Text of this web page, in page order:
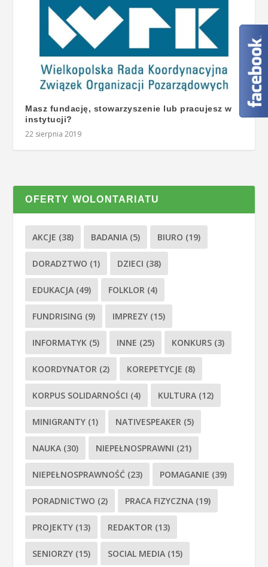
Masz fundację, stowarzyszenie lub pracujesz w
instytucji?
22 sierpnia 2019
OFERTY WOLONTARIATU
AKCJE (38) BADANIA (5) BIURO (19)
DORADZTWO (1) DZIECI (38)
EDUKACJA (49) FOLKLOR (4)
FUNDRISING (9) IMPREZY (15)
INFORMATYK (5) INNE (25) KONKURS (3)
KOORDYNATOR (2) KOREPETYCJE (8)
KORPUS SOLIDARNOŚCI (4) KULTURA (12)
MINIGRANTY (1) NATIVESPEAKER (5)
NAUKA (30) NIEPEŁNOSPRAWNI (21)
NIEPEŁNOSPRAWNOŚĆ (23) POMAGANIE (39)
PORADNICTWO (2) PRACA FIZYCZNA (19)
PROJEKTY (13) REDAKTOR (13)
SENIORZY (15) SOCIAL MEDIA (15)